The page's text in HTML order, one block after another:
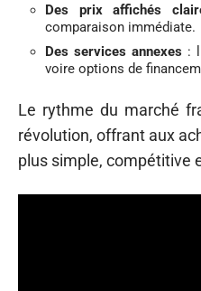
Des prix affichés
comparaison immédiate.
Des services annexes :
voire options de
Le rythme du marché
révolution, offrant aux
plus simple, compétitive